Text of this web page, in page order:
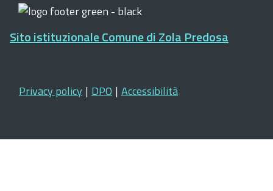
Sito istituzionale Comune di Zola Predosa
Privacy policy | DPO | Accessibilità